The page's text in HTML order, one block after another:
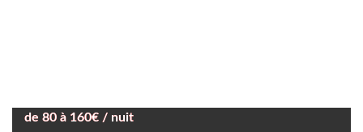
de 80 à 160€ / nuit